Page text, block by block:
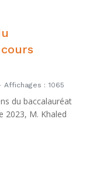
Affichages : 1065
du baccalauréat
2023, M. Khaled